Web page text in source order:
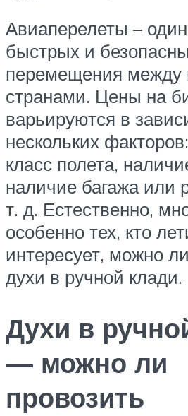
Авиаперелеты –
быстрых и
перемещения между
странами. Цены на
варьируются в
нескольких
класс полета,
наличие багажа или
т. д. Естественно,
особенно тех, кто
интересует, можно
духи в ручной клади.
Духи в
— можно ли
провозить